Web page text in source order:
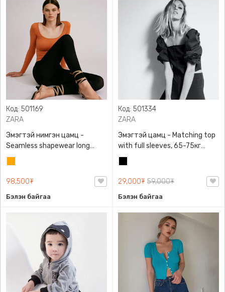
Код: 501169
ZARA
Эмэгтэй нимгэн цамц -
Seamless shapewear long
sleeve t-shirt, 40-60кг жинд
таарна, ZARA, 8779/458/615,
Урт ханцуйтай
98,500₮
Бэлэн байгаа
Код: 501334
ZARA
Эмэгтэй цамц - Matching top
with full sleeves, 65-75кг
жинд таарна, ZARA,
0962/642/800, Задгай
энгэртэй, Урт ханцуйтай,
29,000₮ 59,000₮
Бэлэн байгаа